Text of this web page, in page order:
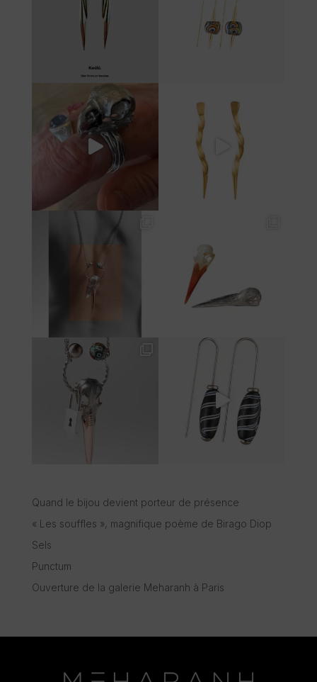
Quand le bijou devient porteur de présence
« Les souffles », magnifique poème de Birago Diop
Sels
Punctum
Ouverture de la galerie Meharanh à Paris